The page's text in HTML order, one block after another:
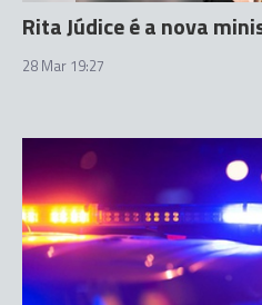
Rita Júdice é a nova
28 Mar 19:27